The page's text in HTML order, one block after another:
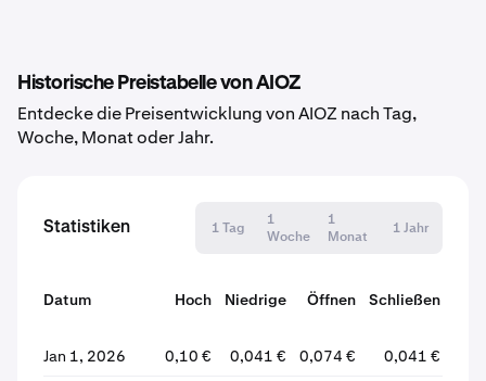
Historische Preistabelle von AIOZ
Entdecke die Preisentwicklung von AIOZ nach Tag,
Woche, Monat oder Jahr.
Statistiken 1 Tag
1
Woche
1
Monat
1 Jahr
Datum Hoch Niedrige Öffnen
Schließen
Jan 1, 2026
0,10 € 0,041 € 0,074 € 0,041 €